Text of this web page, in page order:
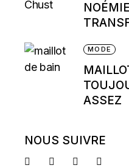
MODE
ASSEZ
NOUS SUIVRE